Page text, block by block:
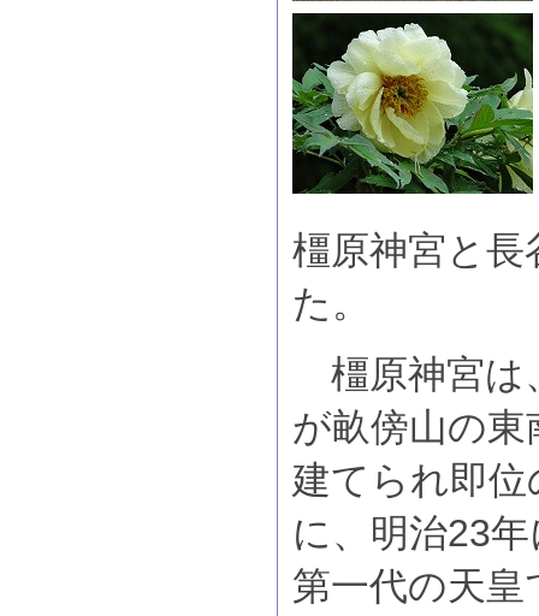
橿原神宮と
た。
橿原神宮は
が畝傍山の
建てられ即
に、明治23
第一代の天